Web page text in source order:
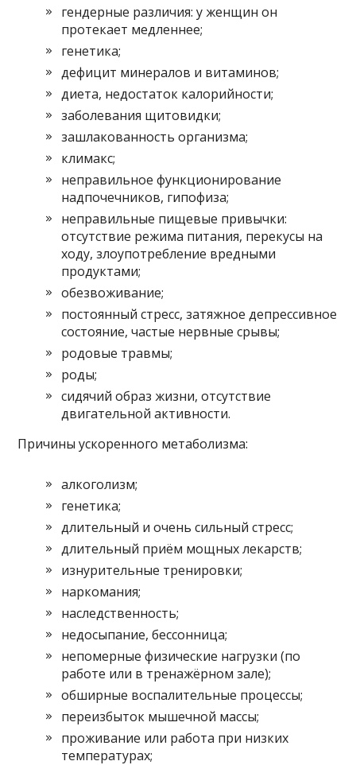
гендерные различия: у женщин он
протекает медленнее;
генетика;
дефицит минералов и витаминов;
диета, недостаток калорийности;
заболевания щитовидки;
зашлакованность организма;
климакс;
неправильное функционирование
надпочечников, гипофиза;
неправильные пищевые привычки:
отсутствие режима питания, перекусы на
ходу, злоупотребление вредными
продуктами;
обезвоживание;
постоянный стресс, затяжное депрессивное
состояние, частые нервные срывы;
родовые травмы;
роды;
сидячий образ жизни, отсутствие
двигательной активности.
Причины ускоренного метаболизма:
алкоголизм;
генетика;
длительный и очень сильный стресс;
длительный приём мощных лекарств;
изнурительные тренировки;
наркомания;
наследственность;
недосыпание, бессонница;
непомерные физические нагрузки (по
работе или в тренажёрном зале);
обширные воспалительные процессы;
переизбыток мышечной массы;
проживание или работа при низких
температурах;